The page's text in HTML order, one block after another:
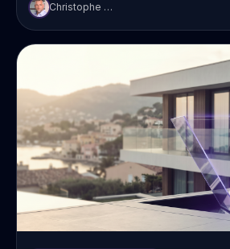
Christophe Prudent